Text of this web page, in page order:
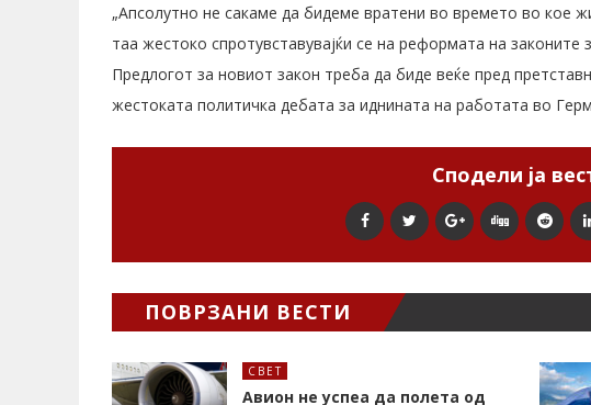
„Апсолутно не сакаме да бидеме вратени во времето во кое
таа жестоко спротувставувајќи се на реформата на законите
Предлогот за новиот закон треба да биде веќе пред
жестоката политичка дебата за иднината на работата во
Сподели ја
ПОВРЗАНИ ВЕСТИ
СВЕТ
Авион не успеа да полета од